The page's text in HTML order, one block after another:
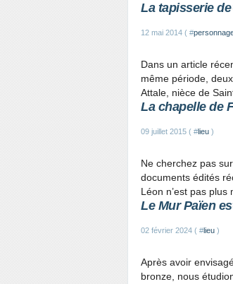
La tapisserie
12 mai 2014 ( #
Dans un article
même période,
Attale, nièce de
La chapelle de
09 juillet 2015 ( #lieu )
Ne cherchez pas
documents édités
Léon n’est pas plus
Le Mur Païen
02 février 2024 ( #lieu )
Après avoir
bronze, nous